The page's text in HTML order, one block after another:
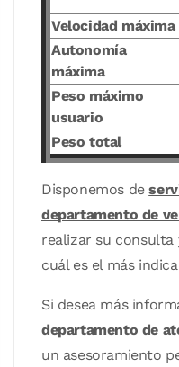
Velocidad máxima
Autonomía
máxima
Peso máximo
usuario
Peso total
Disponemos de
departamento de
realizar su consulta
cuál es el más
Si desea más
departamento de
un asesoramiento